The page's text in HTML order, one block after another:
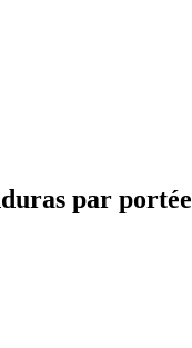
par